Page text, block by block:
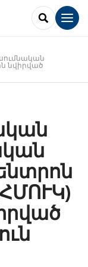
SEARCH
նվիրված